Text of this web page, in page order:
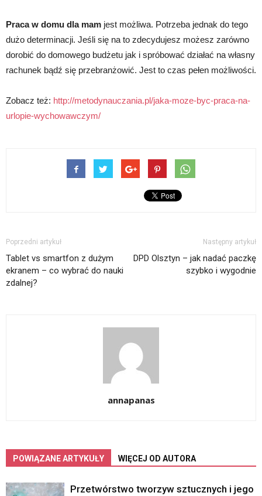
Praca w domu dla mam jest możliwa. Potrzeba jednak do tego
dużo determinacji. Jeśli się na to zdecydujesz możesz zarówno
dorobić do domowego budżetu jak i spróbować działać na własny
rachunek bądź się przebranżowić. Jest to czas pełen możliwości.
Zobacz też: http://metodynauczania.pl/jaka-moze-byc-praca-na-
urlopie-wychowawczym/
Poprzedni artykuł
Tablet vs smartfon z dużym
ekranem – co wybrać do nauki
zdalnej?
Następny artykuł
DPD Olsztyn – jak nadać paczkę
szybko i wygodnie
annapanas
POWIĄZANE ARTYKUŁY WIĘCEJ OD AUTORA
Przetwórstwo tworzyw sztucznych i jego